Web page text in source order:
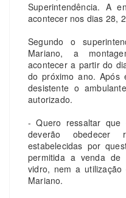
Superintendência. A
acontecer nos dias 28,
Segundo o
Mariano, a
acontecer a partir do
do próximo ano. Após
desistente o
autorizado.
- Quero ressaltar que
deverão obedecer
estabelecidas por
permitida a venda de
vidro, nem a
Mariano.